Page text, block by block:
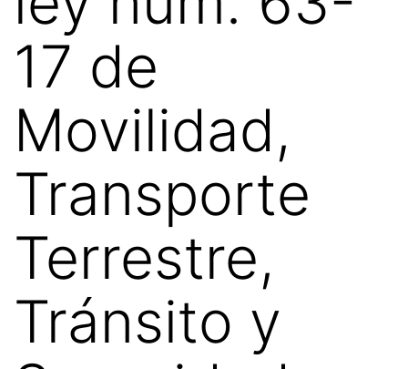
17 de
Movilidad,
Transporte
Terrestre,
Tránsito y